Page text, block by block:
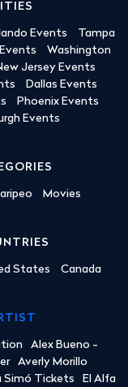
Events
Tampa
Washington
Jersey Events
Dallas Events
Phoenix Events
Events
Movies
States Canada
Alex Bueno -
Averly Morillo
Simó Tickets
El Alfa